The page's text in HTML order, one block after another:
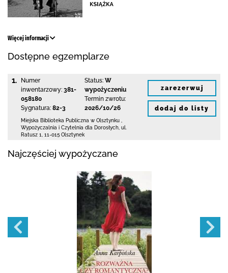
Więcej informacji
Dostępne egzemplarze
1.
Numer
inwentarzowy: 381-
058180
Sygnatura: 82-3
Status: W
wypożyczeniu
Termin zwrotu:
2026/10/26
Miejska Biblioteka Publiczna w Olsztynku
Wypożyczalnia i Czytelnia dla Dorosłych, ul.
Ratusz 1
11-015 Olsztynek
zarezerwuj
dodaj do listy
Najczęściej wypożyczane